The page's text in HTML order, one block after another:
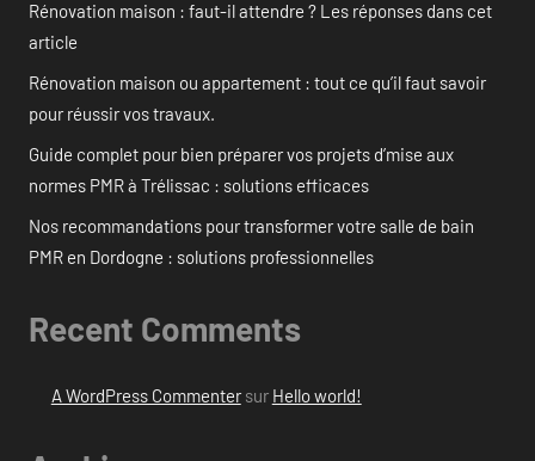
Rénovation maison : faut-il attendre ? Les réponses dans cet
article
Rénovation maison ou appartement : tout ce qu’il faut savoir
pour réussir vos travaux.
Guide complet pour bien préparer vos projets d’mise aux
normes PMR à Trélissac : solutions efficaces
Nos recommandations pour transformer votre salle de bain
PMR en Dordogne : solutions professionnelles
Recent Comments
A WordPress Commentersur Hello world!